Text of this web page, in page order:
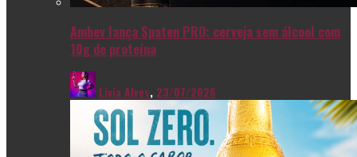
Ambev lança Spaten PRO: cerveja sem álcool com
10g de proteína
Livia Alves, 23/07/2026